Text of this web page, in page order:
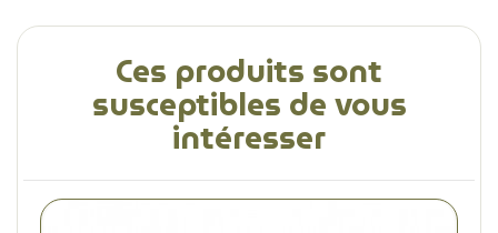
Ces produits sont
susceptibles de vous
intéresser